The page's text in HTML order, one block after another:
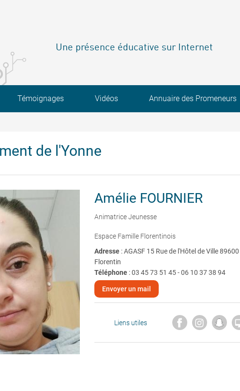
Une présence éducative sur Internet
Témoignages Vidéos Annuaire des Promeneurs
de l'Yonne
Amélie FOURNIER
Animatrice Jeunesse
Espace Famille Florentinois
Adresse : AGASF 15 Rue de l'Hôtel de Ville 89600
Florentin
Téléphone:03 45 73 51 45 - 06 10 37 38 94
Envoyer un mail
Liens utiles